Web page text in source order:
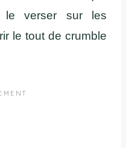
le verser sur les
le tout de crumble